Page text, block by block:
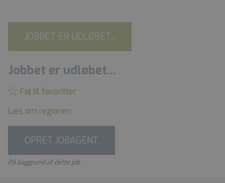
JOBBET ER UDLØBET...
Jobbet er udløbet...
Føj til favoritter
Læs om regionen
OPRET JOBAGENT
På baggrund af dette job